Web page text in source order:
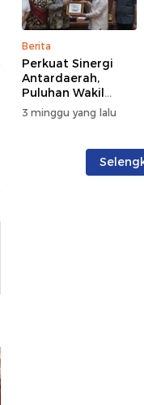
Berita
Perkuat Sinergi
Antardaerah,
Puluhan Wakil
Rakyat DKI Jakarta
Gelar Kunker di
3 minggu yang lalu